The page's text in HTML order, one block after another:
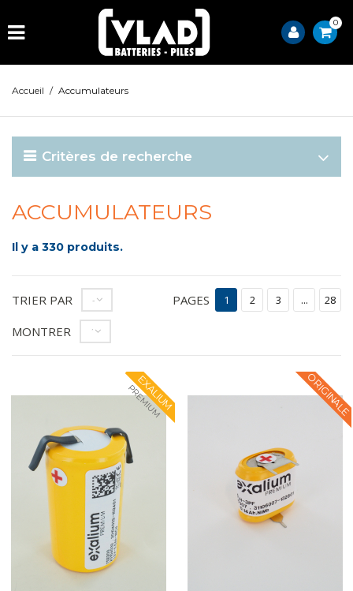
0
Accueil / Accumulateurs
Critères de recherche
ACCUMULATEURS
Il y a 330 produits.
TRIER PAR --
MONTRER 12
PAGES 1 2 3 ... 28
EXALIUM
PREMIUM ORIGINALE